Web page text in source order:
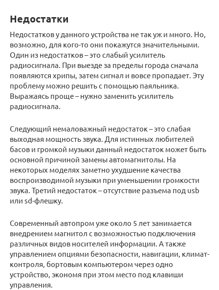
Недостатки
Недостатков у данного устройства не так уж и много. Но,
возможно, для кого-то они покажутся значительными.
Один из недостатков – это слабый усилитель
радиосигнала. При выезде за пределы города сначала
появляются хрипы, затем сигнал и вовсе пропадает. Эту
проблему можно решить с помощью паяльника.
Выражаясь проще – нужно заменить усилитель
радиосигнала.
Следующий немаловажный недостаток – это слабая
выходная мощность звука. Для истинных любителей
басов и громкой музыки данный недостаток может быть
основной причиной замены автомагнитолы. На
некоторых моделях заметно ухудшение качества
воспроизводимой музыки при уменьшении громкости
звука. Третий недостаток – отсутствие разъема под usb
или sd-флешку.
Современный автопром уже около 5 лет занимается
внедрением магнитол с возможностью подключения
различных видов носителей информации. А также
управлением опциями безопасности, навигации, климат-
контроля, бортовым компьютером через одно
устройство, экономя при этом место под клавиши
управления.